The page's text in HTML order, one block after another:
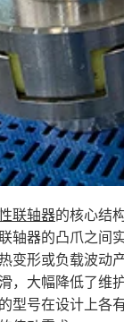
联轴器的核心结
轴器的凸爪之间
变形或负载波动
，大幅降低了维
型号在设计上各